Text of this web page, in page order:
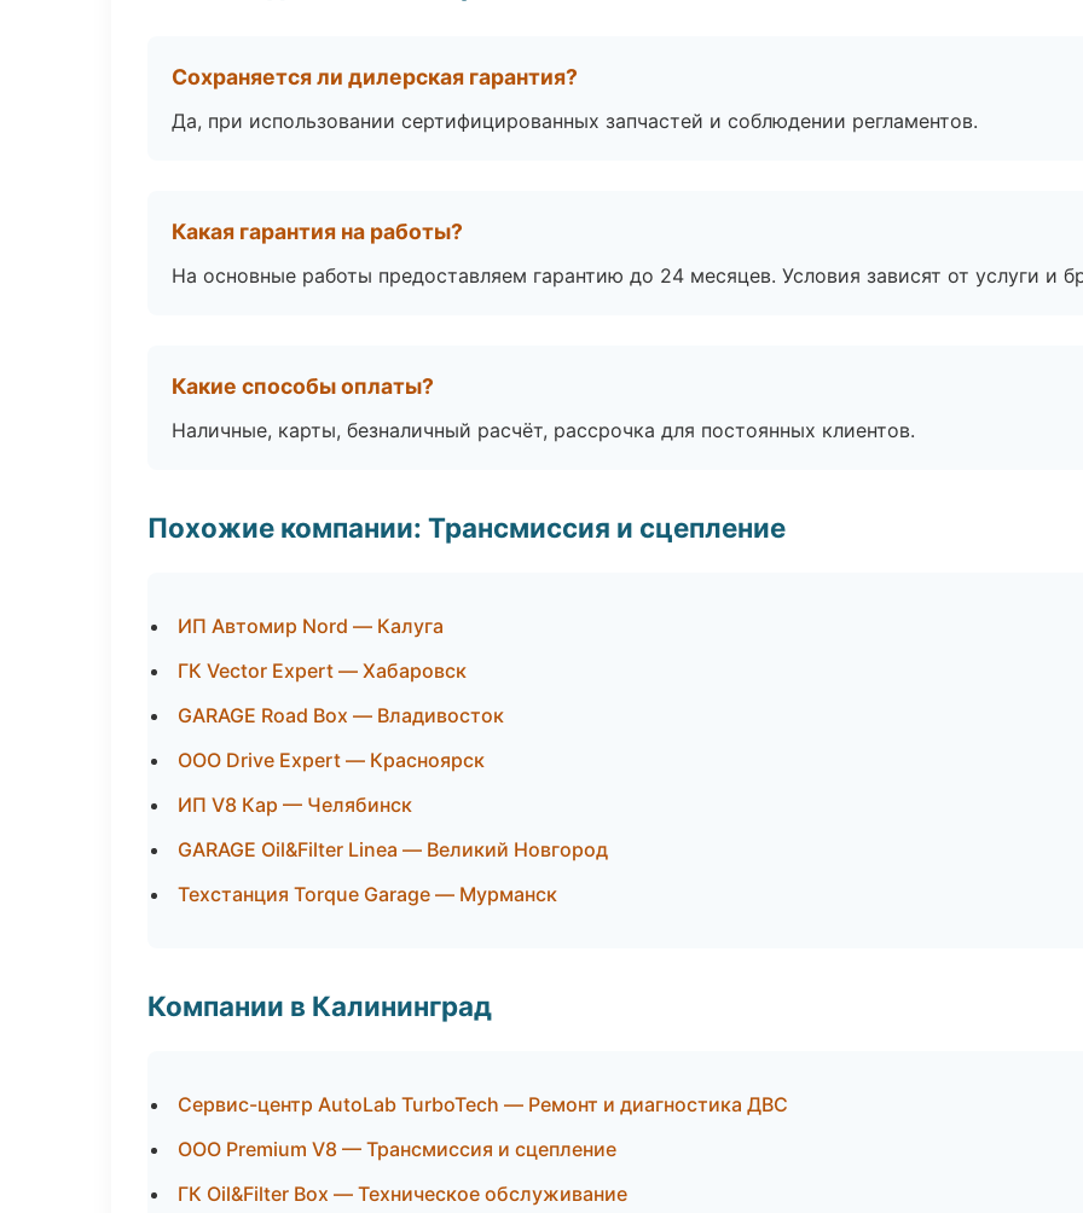
Сохраняется ли дилерская гарантия?
Да, при использовании сертифицированных запчастей и соблюдении регламентов.
Какая гарантия на работы?
На основные работы предоставляем гарантию до 24 месяцев. Условия зависят от услуги и
Какие способы оплаты?
Наличные, карты, безналичный расчёт, рассрочка для постоянных клиентов.
Похожие компании: Трансмиссия и сцепление
ИП Автомир Nord — Калуга
ГК Vector Expert — Хабаровск
GARAGE Road Box — Владивосток
ООО Drive Expert — Красноярск
ИП V8 Кар — Челябинск
GARAGE Oil&Filter Linea — Великий Новгород
Техстанция Torque Garage — Мурманск
Компании в Калининград
Сервис-центр AutoLab TurboTech — Ремонт и диагностика ДВС
ООО Premium V8 — Трансмиссия и сцепление
ГК Oil&Filter Box — Техническое обслуживание